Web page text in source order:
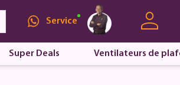
Service
Super Deals Ventilateurs de